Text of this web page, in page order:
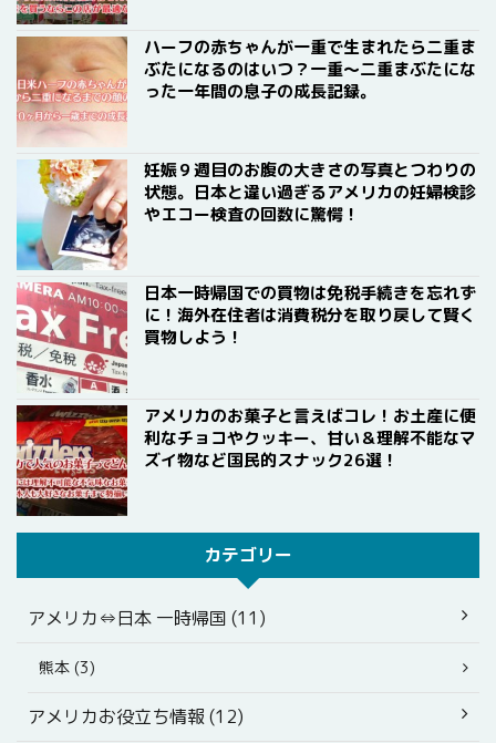
ハーフの赤ちゃんが一重で生まれたら二重ま
ぶたになるのはいつ？一重〜二重まぶたにな
った一年間の息子の成長記録。
妊娠９週目のお腹の大きさの写真とつわりの
状態。日本と違い過ぎるアメリカの妊婦検診
やエコー検査の回数に驚愕！
日本一時帰国での買物は免税手続きを忘れず
に！海外在住者は消費税分を取り戻して賢く
買物しよう！
アメリカのお菓子と言えばコレ！お土産に便
利なチョコやクッキー、甘い＆理解不能なマ
ズイ物など国民的スナック26選！
カテゴリー
アメリカ⇔日本 一時帰国 (11)
熊本 (3)
アメリカお役立ち情報 (12)